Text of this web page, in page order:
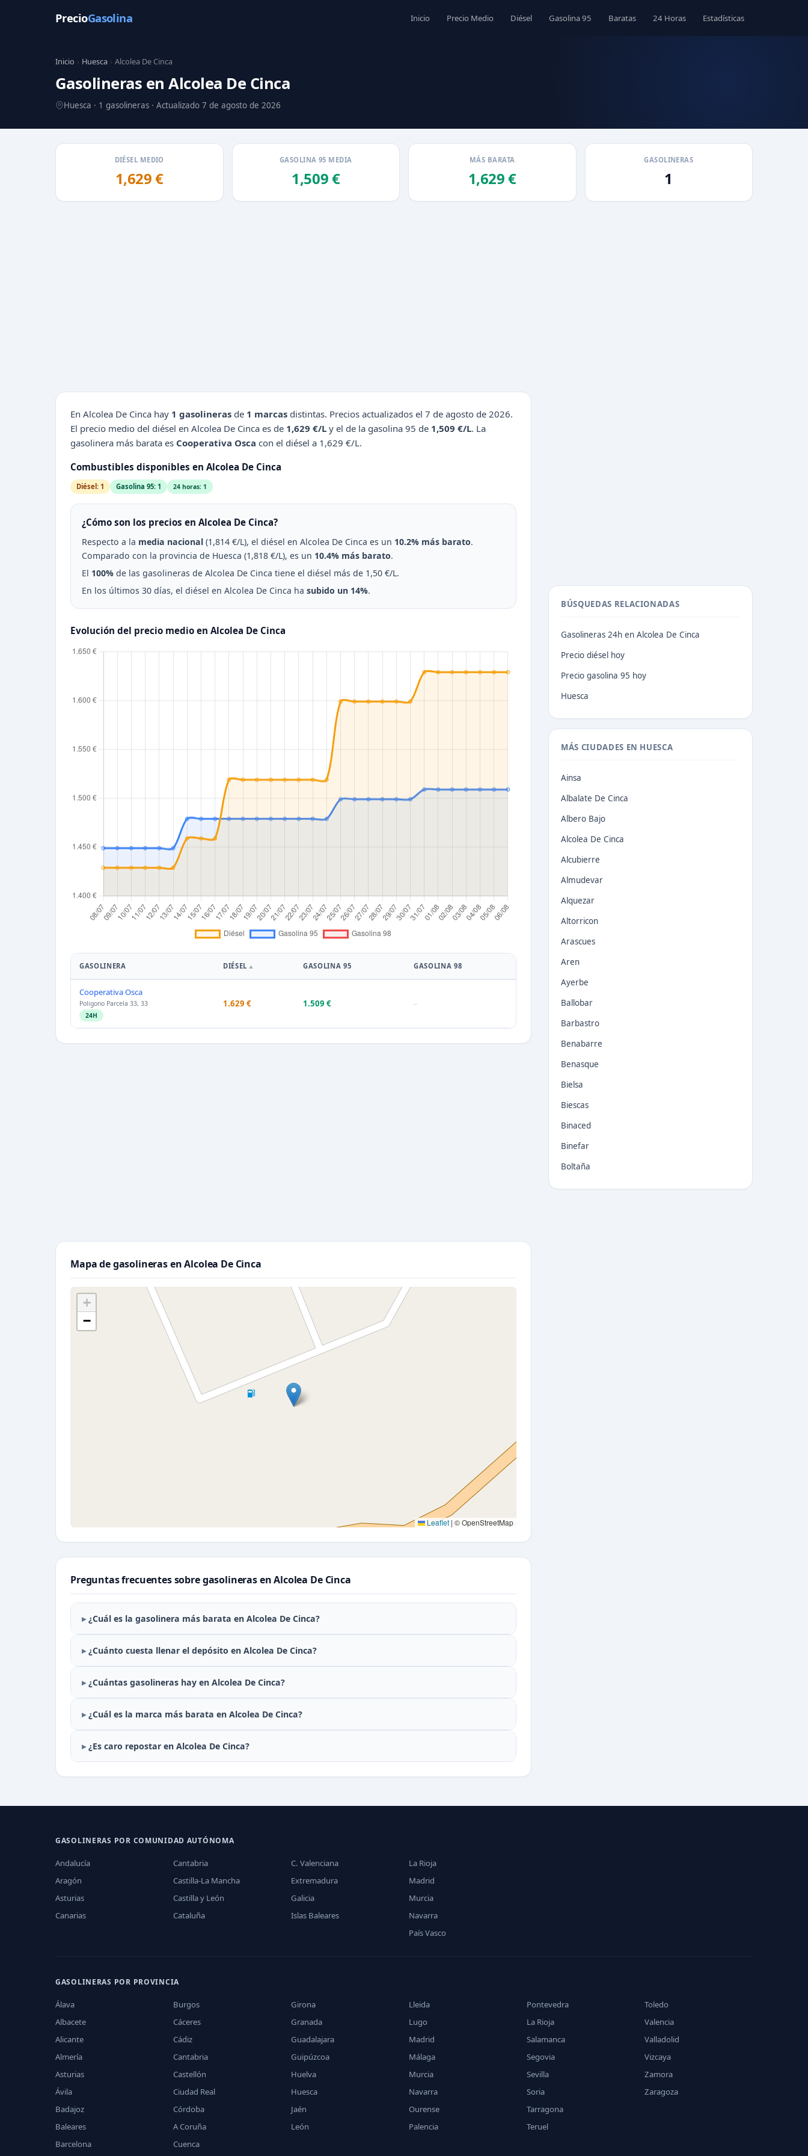
PrecioGasolina Inicio Precio Medio Diésel Gasolina 95 Baratas 24 Horas Estadísticas
Inicio › Huesca › Alcolea De Cinca
Gasolineras en Alcolea De Cinca
Huesca · 1 gasolineras · Actualizado 7 de agosto de 2026
DIÉSEL MEDIO
1,629 €
GASOLINA 95 MEDIA
1,509 €
MÁS BARATA
1,629 €
GASOLINERAS
1
En Alcolea De Cinca hay 1 gasolineras de 1 marcas distintas. Precios actualizados el 7 de agosto de 2026.
El precio medio del diésel en Alcolea De Cinca es de 1,629 €/L y el de la gasolina 95 de 1,509 €/L. La
gasolinera más barata es Cooperativa Osca con el diésel a 1,629 €/L.
Combustibles disponibles en Alcolea De Cinca
Diésel: 1 Gasolina 95: 1 24 horas: 1
¿Cómo son los precios en Alcolea De Cinca?
Respecto a la media nacional (1,814 €/L), el diésel en Alcolea De Cinca es un 10.2% más barato.
Comparado con la provincia de Huesca (1,818 €/L), es un 10.4% más barato.
El 100% de las gasolineras de Alcolea De Cinca tiene el diésel más de 1,50 €/L.
En los últimos 30 días, el diésel en Alcolea De Cinca ha subido un 14%.
Evolución del precio medio en Alcolea De Cinca
GASOLINERA DIÉSEL GASOLINA 95 GASOLINA 98
Cooperativa Osca
Poligono Parcela 33, 33
24H
1.629 € 1.509 € –
Mapa de gasolineras en Alcolea De Cinca
+
−
Leaflet | © OpenStreetMap
Preguntas frecuentes sobre gasolineras en Alcolea De Cinca
¿Cuál es la gasolinera más barata en Alcolea De Cinca?
¿Cuánto cuesta llenar el depósito en Alcolea De Cinca?
¿Cuántas gasolineras hay en Alcolea De Cinca?
¿Cuál es la marca más barata en Alcolea De Cinca?
¿Es caro repostar en Alcolea De Cinca?
BÚSQUEDAS RELACIONADAS
Gasolineras 24h en Alcolea De Cinca
Precio diésel hoy
Precio gasolina 95 hoy
Huesca
MÁS CIUDADES EN HUESCA
Ainsa
Albalate De Cinca
Albero Bajo
Alcolea De Cinca
Alcubierre
Almudevar
Alquezar
Altorricon
Arascues
Aren
Ayerbe
Ballobar
Barbastro
Benabarre
Benasque
Bielsa
Biescas
Binaced
Binefar
Boltaña
GASOLINERAS POR COMUNIDAD AUTÓNOMA
Andalucía
Aragón
Asturias
Canarias
Cantabria
Castilla-La Mancha
Castilla y León
Cataluña
C. Valenciana
Extremadura
Galicia
Islas Baleares
La Rioja
Madrid
Murcia
Navarra
País Vasco
GASOLINERAS POR PROVINCIA
Álava
Albacete
Alicante
Almería
Asturias
Ávila
Badajoz
Baleares
Barcelona
Burgos
Cáceres
Cádiz
Cantabria
Castellón
Ciudad Real
Córdoba
A Coruña
Cuenca
Girona
Granada
Guadalajara
Guipúzcoa
Huelva
Huesca
Jaén
León
Lleida
Lugo
Madrid
Málaga
Murcia
Navarra
Ourense
Palencia
Pontevedra
La Rioja
Salamanca
Segovia
Sevilla
Soria
Tarragona
Teruel
Toledo
Valencia
Valladolid
Vizcaya
Zamora
Zaragoza